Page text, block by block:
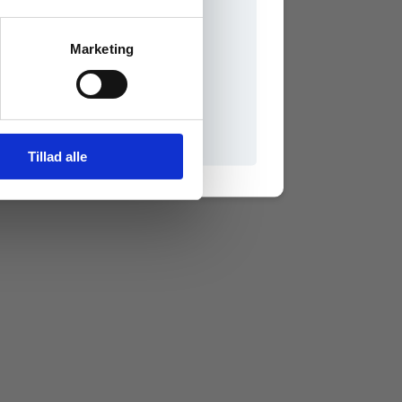
Marketing
Tillad alle